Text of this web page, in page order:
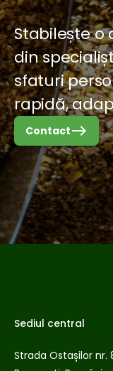
Stabilește
din
sfaturi
rapidă,
Contacteast
Sediul central
Strada Ostașilor nr.